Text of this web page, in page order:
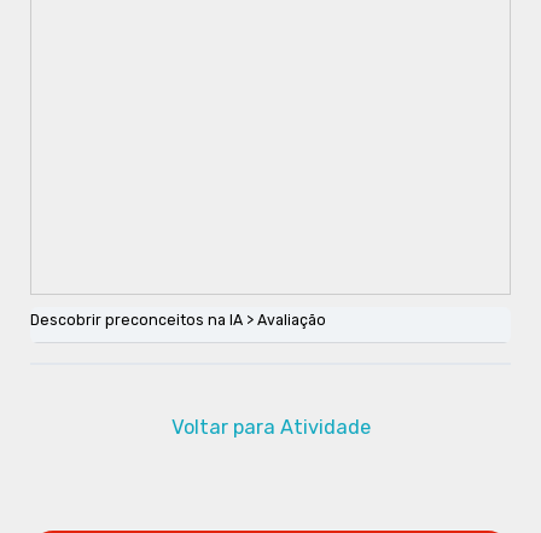
Descobrir preconceitos na IA Avaliação
Voltar para Atividade